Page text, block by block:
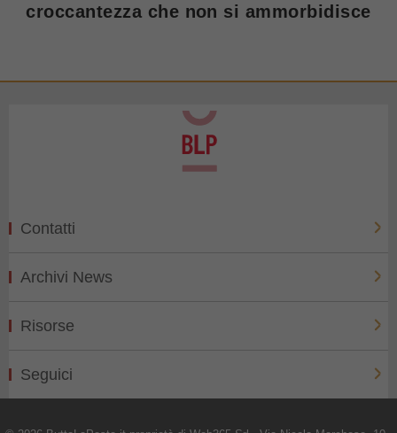
croccantezza che non si ammorbidisce
Contatti
Archivi News
Risorse
Seguici